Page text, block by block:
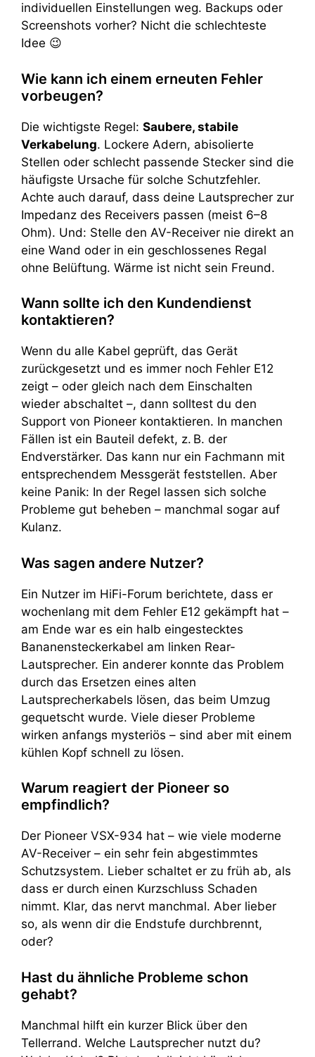
individuellen Einstellungen weg. Backups oder
Screenshots vorher? Nicht die schlechteste
Idee 😉
Wie kann ich einem erneuten Fehler
vorbeugen?
Die wichtigste Regel: Saubere, stabile
Verkabelung. Lockere Adern, abisolierte
Stellen oder schlecht passende Stecker sind die
häufigste Ursache für solche Schutzfehler.
Achte auch darauf, dass deine Lautsprecher zur
Impedanz des Receivers passen (meist 6–8
Ohm). Und: Stelle den AV-Receiver nie direkt an
eine Wand oder in ein geschlossenes Regal
ohne Belüftung. Wärme ist nicht sein Freund.
Wann sollte ich den Kundendienst
kontaktieren?
Wenn du alle Kabel geprüft, das Gerät
zurückgesetzt und es immer noch Fehler E12
zeigt – oder gleich nach dem Einschalten
wieder abschaltet –, dann solltest du den
Support von Pioneer kontaktieren. In manchen
Fällen ist ein Bauteil defekt, z. B. der
Endverstärker. Das kann nur ein Fachmann mit
entsprechendem Messgerät feststellen. Aber
keine Panik: In der Regel lassen sich solche
Probleme gut beheben – manchmal sogar auf
Kulanz.
Was sagen andere Nutzer?
Ein Nutzer im HiFi-Forum berichtete, dass er
wochenlang mit dem Fehler E12 gekämpft hat –
am Ende war es ein halb eingestecktes
Bananensteckerkabel am linken Rear-
Lautsprecher. Ein anderer konnte das Problem
durch das Ersetzen eines alten
Lautsprecherkabels lösen, das beim Umzug
gequetscht wurde. Viele dieser Probleme
wirken anfangs mysteriös – sind aber mit einem
kühlen Kopf schnell zu lösen.
Warum reagiert der Pioneer so
empfindlich?
Der Pioneer VSX-934 hat – wie viele moderne
AV-Receiver – ein sehr fein abgestimmtes
Schutzsystem. Lieber schaltet er zu früh ab, als
dass er durch einen Kurzschluss Schaden
nimmt. Klar, das nervt manchmal. Aber lieber
so, als wenn dir die Endstufe durchbrennt,
oder?
Hast du ähnliche Probleme schon
gehabt?
Manchmal hilft ein kurzer Blick über den
Tellerrand. Welche Lautsprecher nutzt du?